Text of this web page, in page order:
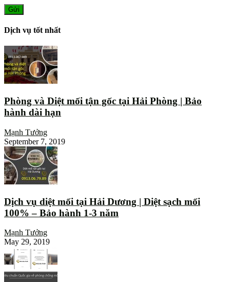
Dịch vụ tốt nhất
Phòng và Diệt mối tận gốc tại Hải Phòng | Bảo
hành dài hạn
Mạnh Tưởng
September 7, 2019
Dịch vụ diệt mối tại Hải Dương | Diệt sạch mối
100% – Bảo hành 1-3 năm
Mạnh Tưởng
May 29, 2019